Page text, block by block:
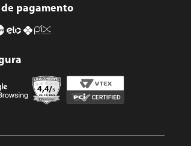
de pagamento